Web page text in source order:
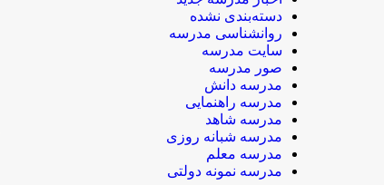
دسته‌بندی نشده
روانشناسی مدرسه
سایت مدرسه
صور مدرسه
مدرسه دانش
مدرسه راهنمایی
مدرسه شاهد
مدرسه شبانه روزی
مدرسه معلم
مدرسه نمونه دولتی